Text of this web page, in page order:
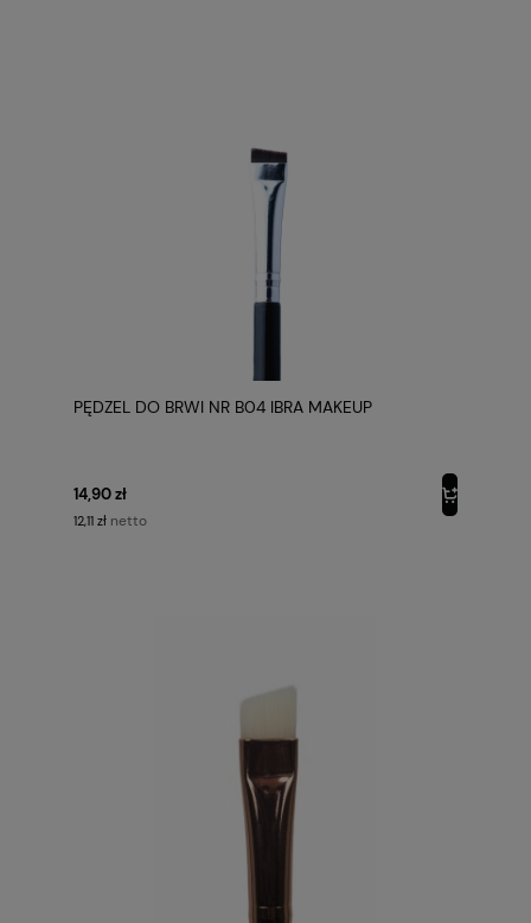
PĘDZEL DO BRWI NR B04 IBRA MAKEUP
14,90 zł
12,11 zł netto